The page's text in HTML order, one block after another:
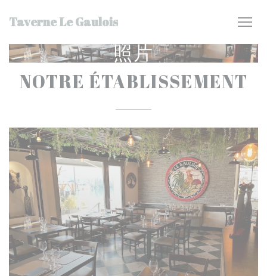
Taverne Le Gaulois
照片
NOTRE ÉTABLISSEMENT